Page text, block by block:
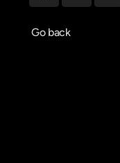
Go back